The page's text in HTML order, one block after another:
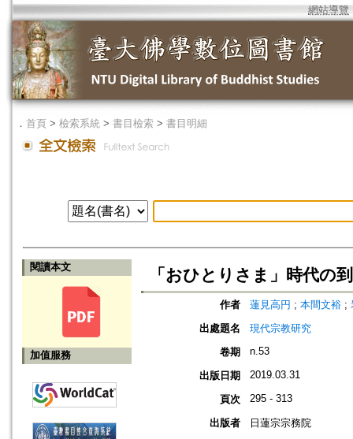
網站導覽
． 首頁 > 檢索系統 > 書目檢索 > 書目明細
閱讀本文
加值服務
「おひとりさま」時代の
作者 蓮見高円 ; 本間文裕 ;
出處題名
現代宗教研究
卷期
n.53
出版日期 2019.03.31
頁次 295 - 313
出版者
日蓮宗宗務院